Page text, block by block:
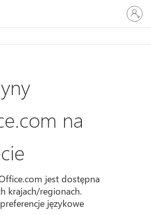
Zaloguj
się
do
konta
na
jest dostępna
krajach/regionach.
językowe